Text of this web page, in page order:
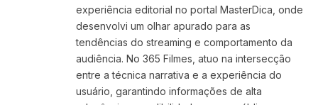
experiência editorial no portal MasterDica, onde
desenvolvi um olhar apurado para as
tendências do streaming e comportamento da
audiência. No 365 Filmes, atuo na intersecção
entre a técnica narrativa e a experiência do
usuário, garantindo informações de alta